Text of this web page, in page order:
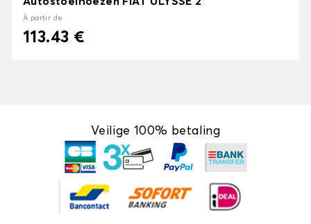
À partir de
113.43 €
Veilige 100% betaling